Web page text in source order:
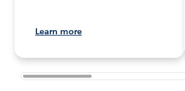
Learn more